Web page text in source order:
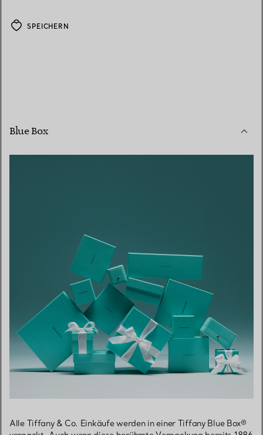
SPEICHERN
Blue Box
Alle Tiffany & Co. Einkäufe werden in einer Tiffany Blue Box®